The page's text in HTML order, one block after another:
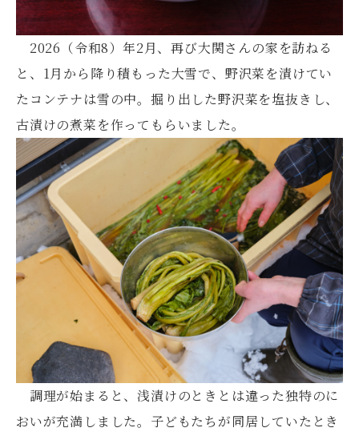
2026（令和8）年2月、再び大関さんの家を訪ねる
と、1月から降り積もった大雪で、野沢菜を漬けてい
たコンテナは雪の中。掘り出した野沢菜を塩抜きし、
古漬けの煮菜を作ってもらいました。
調理が始まると、浅漬けのときとは違った独特のに
おいが充満しました。子どもたちが同居していたとき